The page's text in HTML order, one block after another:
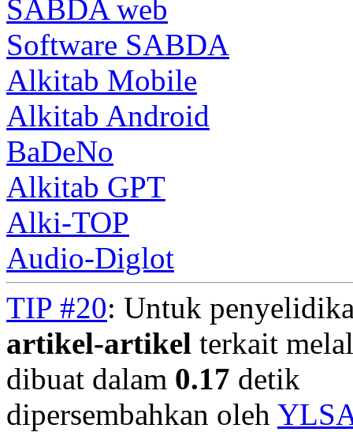
SABDA web
Software SABDA
Alkitab Mobile
Alkitab Android
BaDeNo
Alkitab GPT
Alki-TOP
Audio-Diglot
TIP #20: Untuk
artikel-artikel terkait
dibuat dalam 0.17 detik
dipersembahkan oleh